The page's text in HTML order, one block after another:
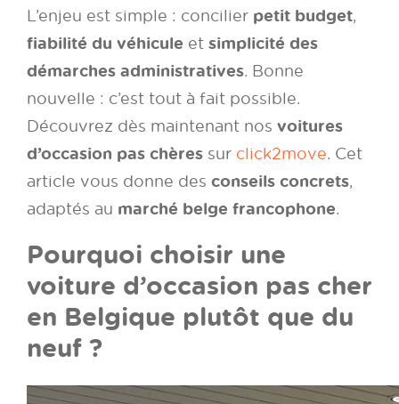
L’enjeu est simple : concilier petit budget,
fiabilité du véhicule et simplicité des
démarches administratives. Bonne
nouvelle : c’est tout à fait possible.
Découvrez dès maintenant nos voitures
d’occasion pas chères sur click2move. Cet
article vous donne des conseils concrets,
adaptés au marché belge francophone.
Pourquoi choisir une
voiture d’occasion pas cher
en Belgique plutôt que du
neuf ?